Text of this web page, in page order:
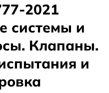
2021
системы и
Клапаны.
и